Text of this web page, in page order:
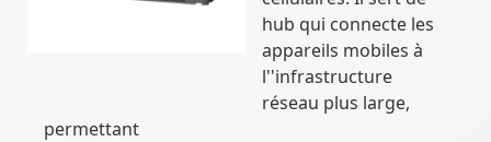
hub qui connecte les
appareils mobiles à
l''infrastructure
réseau plus large,
permettant